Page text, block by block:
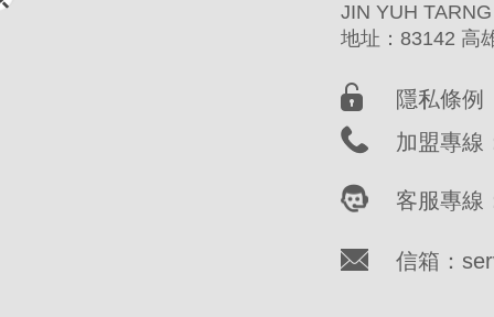
JIN YUH
地址：83142 高
隱私條例
加盟專線
客服專線
信箱：